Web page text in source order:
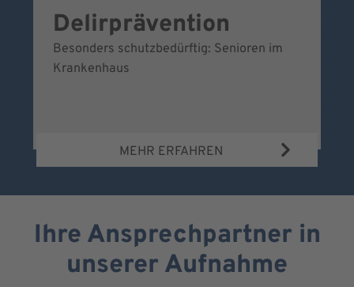
Delirprävention
Besonders schutzbedürftig: Senioren im
Krankenhaus
MEHR ERFAHREN
Ihre Ansprechpartner in
unserer Aufnahme